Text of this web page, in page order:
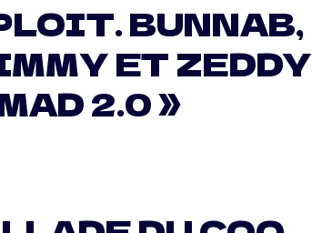
BUNNAB,
ET ZEDDY
2.0 »